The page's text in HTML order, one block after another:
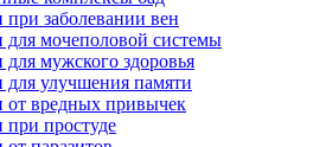
при заболевании вен
для мочеполовой системы
для мужского здоровья
для улучшения памяти
от вредных привычек
при простуде